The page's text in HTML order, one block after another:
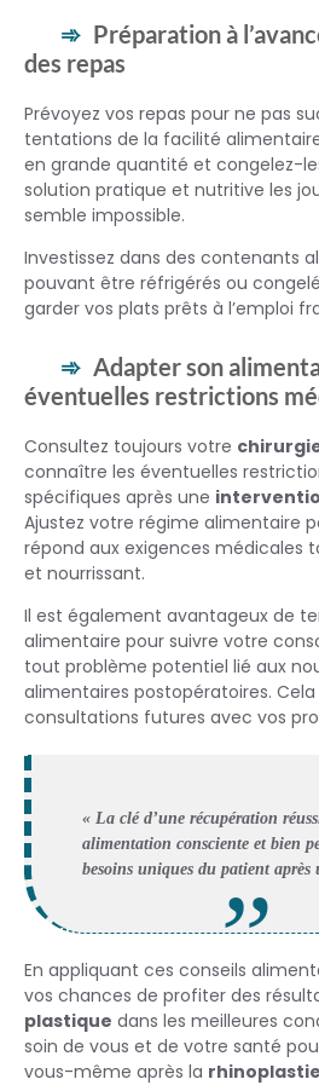
Préparation à
des repas
Prévoyez vos repas pour ne pas
tentations de la facilité
en grande quantité et congelez-
solution pratique et nutritive les
semble impossible.
Investissez dans des contenants
pouvant être réfrigérés ou
garder vos plats prêts à l’emploi
Adapter son
éventuelles restrictions
Consultez toujours votre
connaître les éventuelles
spécifiques après une
Ajustez votre régime alimentaire
répond aux exigences médicales
et nourrissant.
Il est également avantageux de
alimentaire pour suivre votre
tout problème potentiel lié aux
alimentaires postopératoires.
consultations futures avec vos
« La clé d’une récupération
alimentation consciente et bien
besoins uniques du patient après
En appliquant ces conseils
vos chances de profiter des
plastique dans les meilleures
soin de vous et de votre santé
vous-même après la rhinoplastie